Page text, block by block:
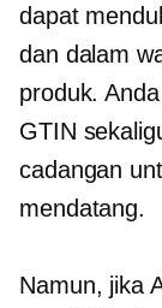
dapat
dan dalam
produk.
GTIN
cadangan
mendatang.
Namun, jika